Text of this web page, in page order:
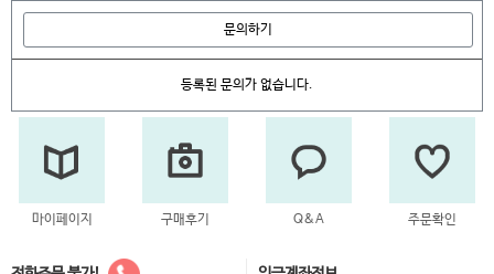
문의하기
등록된 문의가 없습니다.
마이페이지 구매후기 Q&A 주문확인